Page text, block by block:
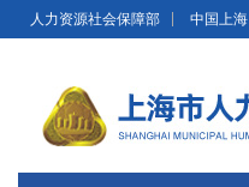
无障碍操作说明 跳转到网站导航区
人力资源社会保障部 中国上海